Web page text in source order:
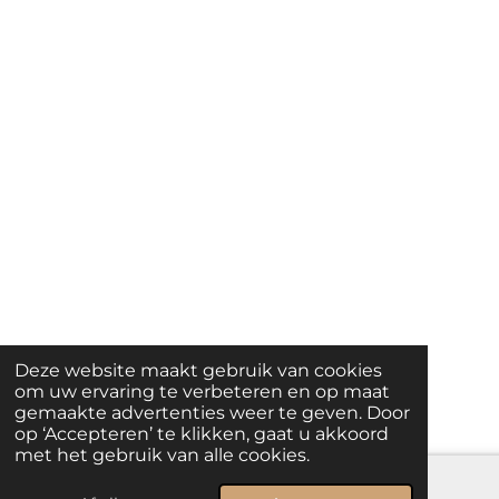
Deze website maakt gebruik van cookies
om uw ervaring te verbeteren en op maat
gemaakte advertenties weer te geven. Door
op ‘Accepteren’ te klikken, gaat u akkoord
met het gebruik van alle cookies.